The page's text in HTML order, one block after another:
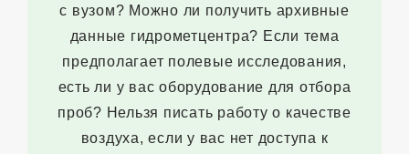
с вузом? Можно ли получить архивные
данные гидрометцентра? Если тема
предполагает полевые исследования,
есть ли у вас оборудование для отбора
проб? Нельзя писать работу о качестве
воздуха, если у вас нет доступа к